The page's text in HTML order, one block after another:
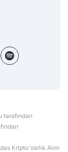
tarafından
Kripto Varlık Alım